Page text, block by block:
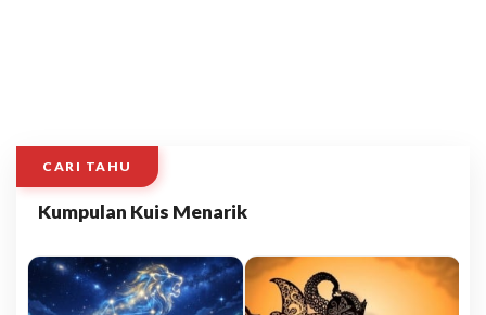
CARI TAHU
Kumpulan Kuis Menarik